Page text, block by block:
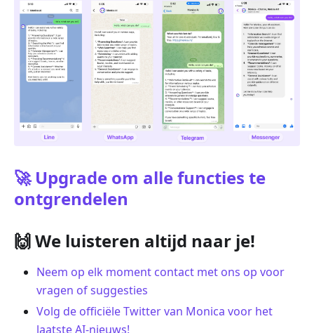
🚀 Upgrade om alle functies te
ontgrendelen
🙌 We luisteren altijd naar je!
Neem op elk moment contact met ons op voor
vragen of suggesties
Volg de officiële Twitter van Monica voor het
laatste AI-nieuws!